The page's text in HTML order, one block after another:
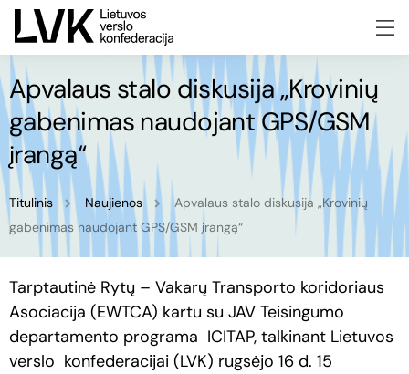
Apvalaus stalo diskusija „Krovinių
gabenimas naudojant GPS/GSM
įrangą“
Titulinis Naujienos
Apvalaus stalo diskusija „Krovinių
gabenimas naudojant GPS/GSM įrangą“
Tarptautinė Rytų – Vakarų Transporto koridoriaus
Asociacija (EWTCA) kartu su JAV Teisingumo
departamento programa ICITAP, talkinant Lietuvos
verslo konfederacijai (LVK) rugsėjo 16 d. 15